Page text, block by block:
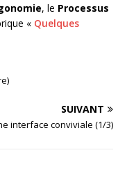
, le Processus
« Quelques
SUIVANT
interface conviviale (1/3)